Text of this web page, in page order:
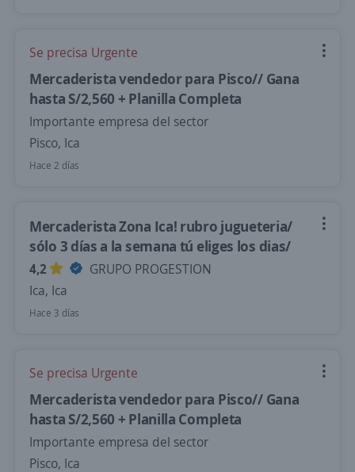
Se precisa Urgente
Mercaderista vendedor para Pisco// Gana
hasta S/2,560 + Planilla Completa
Importante empresa del sector
Pisco, Ica
Hace 2 días
Mercaderista Zona Ica! rubro jugueteria/
sólo 3 días a la semana tú eliges los dias/
4,2
GRUPO PROGESTION
Ica, Ica
Hace 3 días
Se precisa Urgente
Mercaderista vendedor para Pisco// Gana
hasta S/2,560 + Planilla Completa
Importante empresa del sector
Pisco, Ica